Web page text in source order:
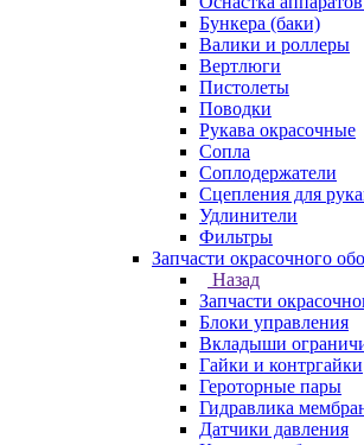
Бункера (баки)
Валики и роллеры
Вертлюги
Пистолеты
Поводки
Рукава окрасочные
Сопла
Соплодержатели
Сцепления для
Удлинители
Фильтры
Запчасти окрасочного
Назад
Запчасти
Блоки управления
Вкладыши
Гайки и контргайки
Героторные пары
Гидравлика
Датчики давления